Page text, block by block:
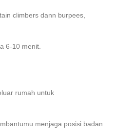
climbers dann burpees,
6-10 menit.
rumah untuk
menjaga posisi badan